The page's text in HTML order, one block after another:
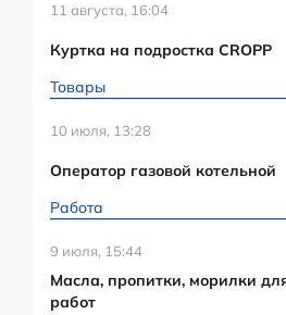
11 августа, 16:04
Куртка на подростка CROPP
Товары
10 июля, 13:28
Оператор газовой котельной
Работа
9 июля, 15:44
Масла, пропитки, морилки
работ